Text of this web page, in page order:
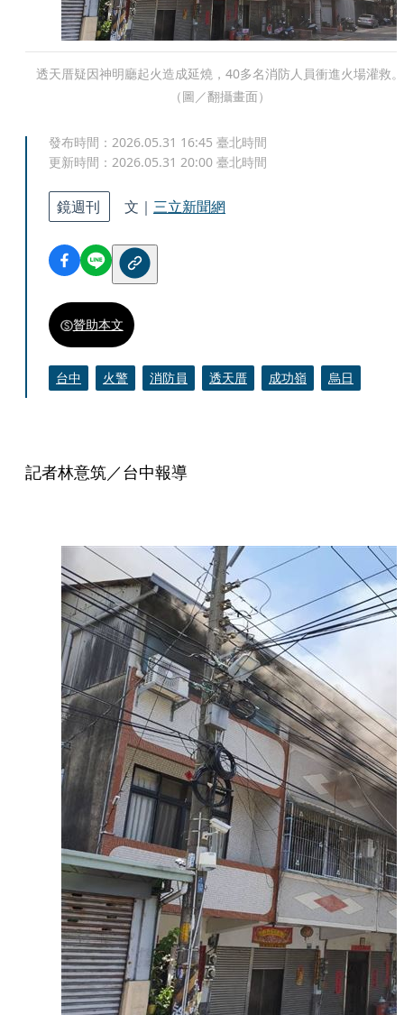
透天厝疑因神明廳起火造成延燒，40多名消防人員衝進火場灌救。
（圖／翻攝畫面）
發布時間： 2026.05.31 16:45 臺北時間
更新時間： 2026.05.31 20:00 臺北時間
鏡週刊 文｜ 三立新聞網
贊助本文
台中 火警 消防員 透天厝 成功嶺 烏日
記者林意筑／台中報導